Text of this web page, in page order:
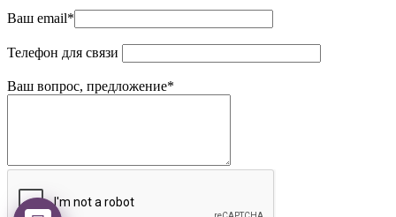
Ваш email*
Телефон для связи
Ваш вопрос, предложение*